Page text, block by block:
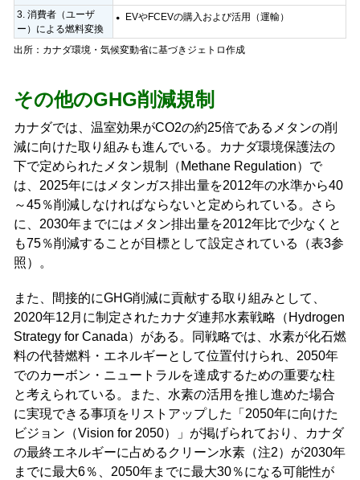
3. 消費者（ユーザ
ー）による燃料変換
EVやFCEVの購入および活用（運輸）
出所：カナダ環境・気候変動省に基づきジェトロ作成
その他のGHG削減規制
カナダでは、温室効果がCO2の約25倍であるメタンの削
減に向けた取り組みも進んでいる。カナダ環境保護法の
下で定められたメタン規制（Methane Regulation）で
は、2025年にはメタンガス排出量を2012年の水準から40
～45％削減しなければならないと定められている。さら
に、2030年までにはメタン排出量を2012年比で少なくと
も75％削減することが目標として設定されている（表3参
照）。
また、間接的にGHG削減に貢献する取り組みとして、
2020年12月に制定されたカナダ連邦水素戦略（Hydrogen
Strategy for Canada）がある。同戦略では、水素が化石燃
料の代替燃料・エネルギーとして位置付けられ、2050年
でのカーボン・ニュートラルを達成するための重要な柱
と考えられている。また、水素の活用を推し進めた場合
に実現できる事項をリストアップした「2050年に向けた
ビジョン（Vision for 2050）」が掲げられており、カナダ
の最終エネルギーに占めるクリーン水素（注2）が2030年
までに最大6％、2050年までに最大30％になる可能性が